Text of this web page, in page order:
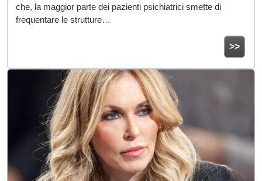
che, la maggior parte dei pazienti psichiatrici smette di
frequentare le strutture…
>>